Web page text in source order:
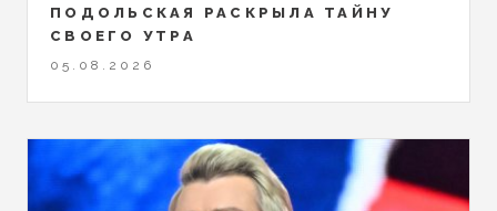
ПОДОЛЬСКАЯ РАСКРЫЛА ТАЙНУ
СВОЕГО УТРА
05.08.2026